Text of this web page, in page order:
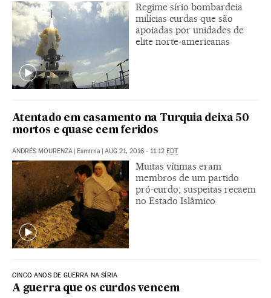
Regime sírio bombardeia
milícias curdas que são
apoiadas por unidades de
elite norte-americanas
Atentado em casamento na Turquia deixa 50
mortos e quase cem feridos
ANDRÉS MOURENZA | Esmirna | AUG 21, 2016 - 11:12 EDT
Muitas vítimas eram
membros de um partido
pró-curdo; suspeitas recaem
no Estado Islâmico
CINCO ANOS DE GUERRA NA SÍRIA
A guerra que os curdos vencem